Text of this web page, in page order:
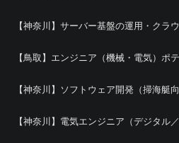
【神奈川】サーバー基盤の運用・クラ
【鳥取】エンジニア（機械・電気）ポ
【神奈川】ソフトウェア開発（掃海艇向
【神奈川】電気エンジニア（デジタル